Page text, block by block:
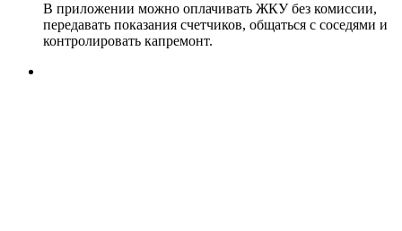
В приложении можно оплачивать ЖКУ без комиссии,
передавать показания счетчиков, общаться с соседями и
контролировать капремонт.